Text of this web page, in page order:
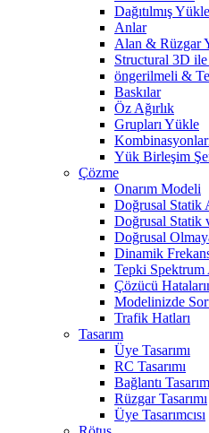
Dağıtılmış
Anlar
Alan & Rüzgar
Structural 3D
öngerilmeli &
Baskılar
Öz Ağırlık
Grupları Yükle
Yük Birleşim
Çözme
Onarım Modeli
Doğrusal Statik
Doğrusal Statik
Doğrusal
Dinamik
Tepki
Çözücü
Modelinizde
Trafik Hatları
Tasarım
Üye Tasarımı
RC Tasarımı
Bağlantı
Rüzgar Tasarımı
Üye Tasarımcısı